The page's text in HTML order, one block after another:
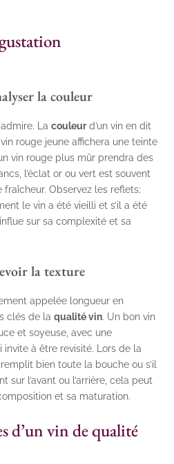
la couleur
La couleurd’un vin en dit
rouge jeune affichera une teinte
vin rouge plus mûr prendra des
l’éclat or ou vert est souvent
Observez les reflets;
le vin a été vieilli et s’il a été
sur sa complexité et sa
la texture
appelée longueur en
clés de la qualité vin. Un bon vin
et soyeuse, avec une
à être revisité. Lors de la
bien toute la bouche ou s’il
sur l’avant ou l’arrière, cela peut
et sa maturation.
d’un vin de qualité